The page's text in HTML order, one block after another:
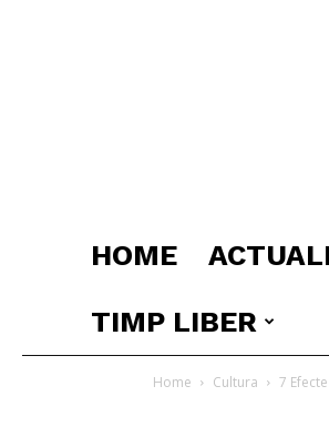
HOME
TIMP LIBER
Home Cultura 7